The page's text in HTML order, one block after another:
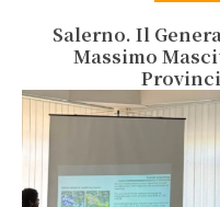
Salerno. Il
Massimo